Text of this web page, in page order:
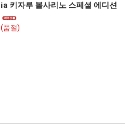
ia 키자루 볼사리노 스페셜 에디션
(품절)